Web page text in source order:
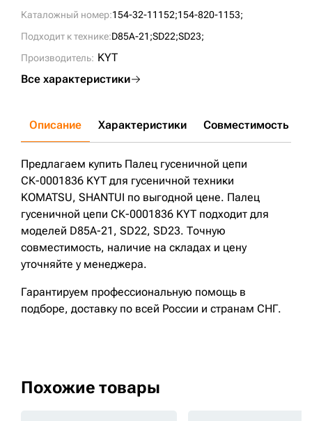
Каталожный номер:154-32-11152;154-820-1153;
Подходит к технике:D85A-21;SD22;SD23;
Производитель: KYT
Все характеристики
Описание Характеристики Совместимость
Предлагаем купить Палец гусеничной цепи
СК-0001836 KYT для гусеничной техники
KOMATSU, SHANTUI по выгодной цене. Палец
гусеничной цепи СК-0001836 KYT подходит для
моделей D85A-21, SD22, SD23. Точную
совместимость, наличие на складах и цену
уточняйте у менеджера.
Гарантируем профессиональную помощь в
подборе, доставку по всей России и странам СНГ.
Похожие товары